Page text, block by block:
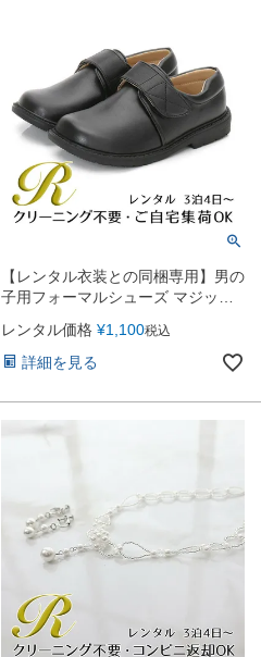
【レンタル衣装との同梱専用】男の
子用フォーマルシューズ マジック
テープタイプ（YP216）ブラック
レンタル価格 ¥1,100税込
詳細を見る